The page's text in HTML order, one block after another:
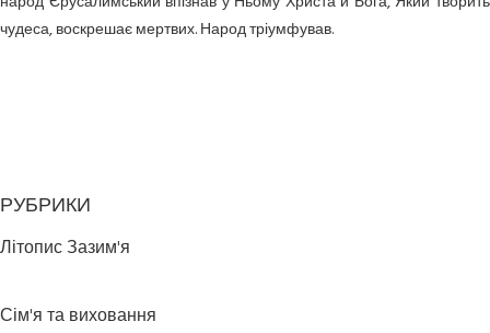
чудеса, воскрешає мертвих. Народ тріумфував.
РУБРИКИ
Літопис Зазим'я
Сім'я та виховання